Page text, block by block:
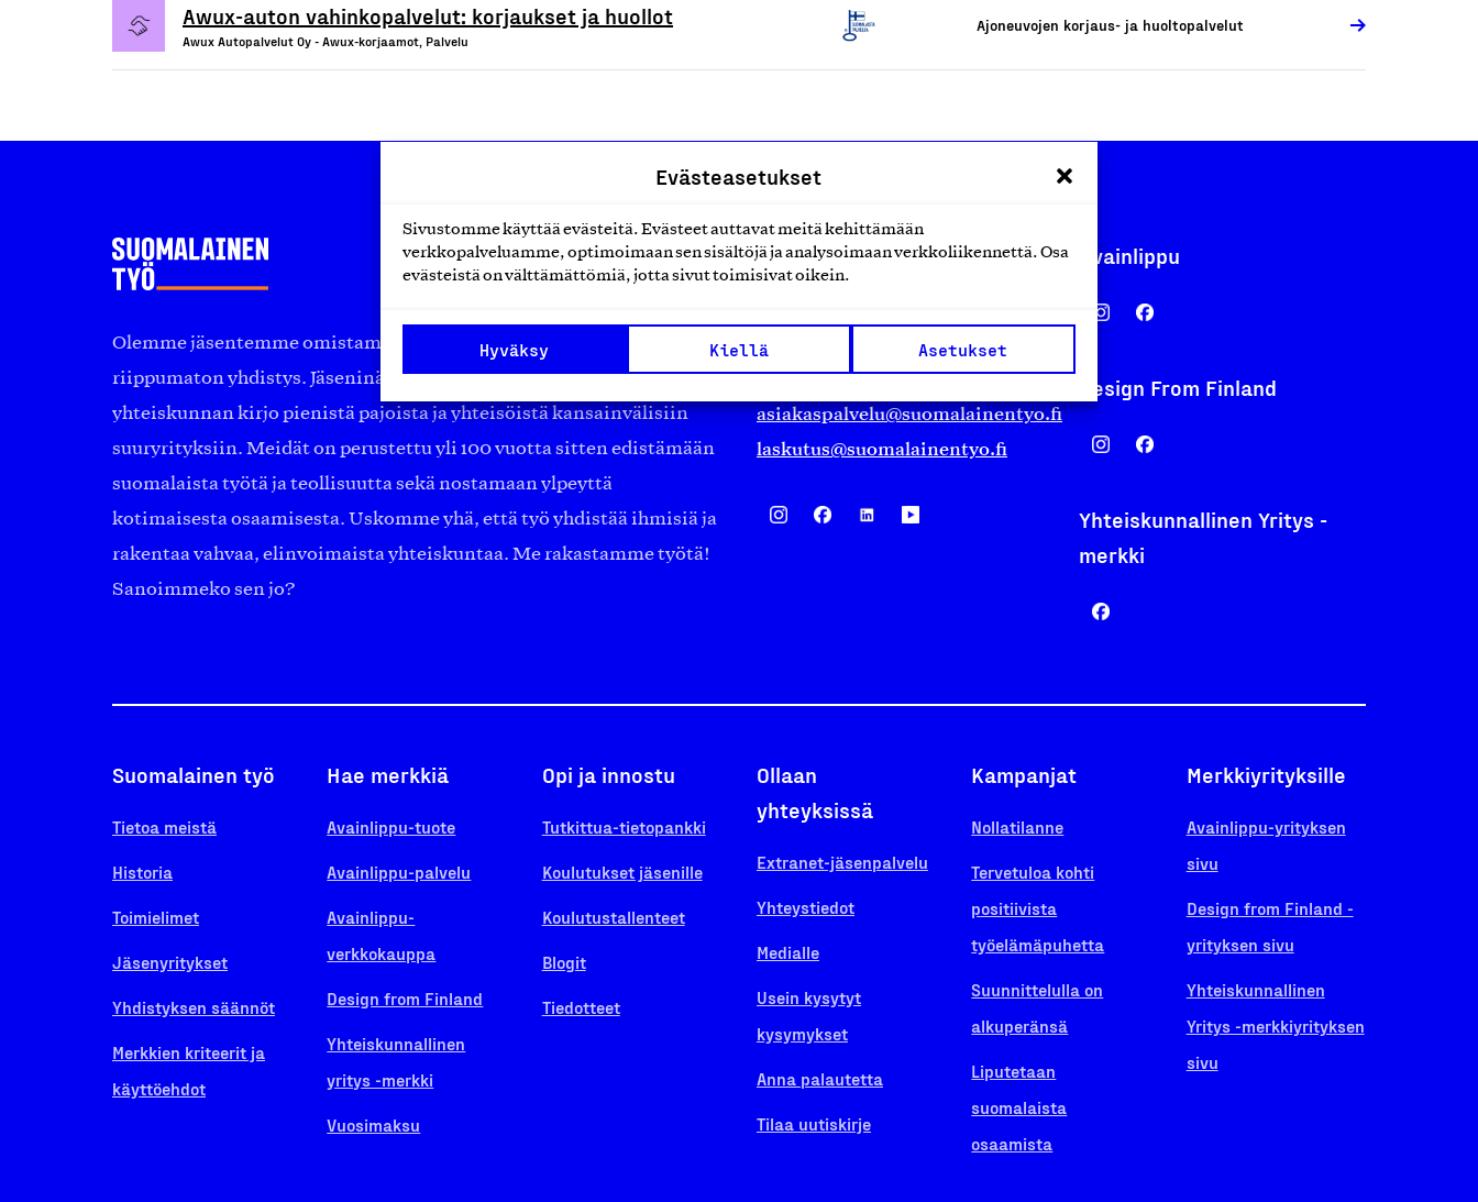
Evästeasetukset
Sivustomme käyttää evästeitä. Evästeet auttavat meitä kehittämään
verkkopalveluamme, optimoimaan sen sisältöjä ja analysoimaan verkkoliikennettä. Osa
evästeistä on välttämättömiä, jotta sivut toimisivat oikein.
Hyväksy Kiellä Asetukset
Awux-auton vahinkopalvelut: korjaukset ja huollot
Awux Autopalvelut Oy - Awux-korjaamot, Palvelu
Ajoneuvojen korjaus- ja huoltopalvelut
Olemme jäsentemme omistama puolueeton, työmarkkinajärjestöistä
riippumaton yhdistys. Jäseninämme on koko suomalaisen
yhteiskunnan kirjo pienistä pajoista ja yhteisöistä kansainvälisiin
suuryrityksiin. Meidät on perustettu yli 100 vuotta sitten edistämään
suomalaista työtä ja teollisuutta sekä nostamaan ylpeyttä
kotimaisesta osaamisesta. Uskomme yhä, että työ yhdistää ihmisiä ja
rakentaa vahvaa, elinvoimaista yhteiskuntaa. Me rakastamme työtä!
Sanoimmeko sen jo?
Suomalainen työ ry
00130 Helsinki
Finland
asiakaspalvelu@suomalainentyo.fi
laskutus@suomalainentyo.fi
Avainlippu
Design From Finland
Yhteiskunnallinen Yritys -
merkki
Suomalainen työ
Tietoa meistä
Historia
Toimielimet
Jäsenyritykset
Yhdistyksen säännöt
Merkkien kriteerit ja
käyttöehdot
Hae merkkiä
Avainlippu-tuote
Avainlippu-palvelu
Avainlippu-
verkkokauppa
Design from Finland
Yhteiskunnallinen
yritys -merkki
Vuosimaksu
Opi ja innostu
Tutkittua-tietopankki
Koulutukset jäsenille
Koulutustallenteet
Blogit
Tiedotteet
Ollaan
yhteyksissä
Extranet-jäsenpalvelu
Yhteystiedot
Medialle
Usein kysytyt
kysymykset
Anna palautetta
Tilaa uutiskirje
Kampanjat
Nollatilanne
Tervetuloa kohti
positiivista
työelämäpuhetta
Suunnittelulla on
alkuperänsä
Liputetaan
suomalaista
osaamista
Merkkiyrityksille
Avainlippu-yrityksen
sivu
Design from Finland -
yrityksen sivu
Yhteiskunnallinen
Yritys -merkkiyrityksen
sivu